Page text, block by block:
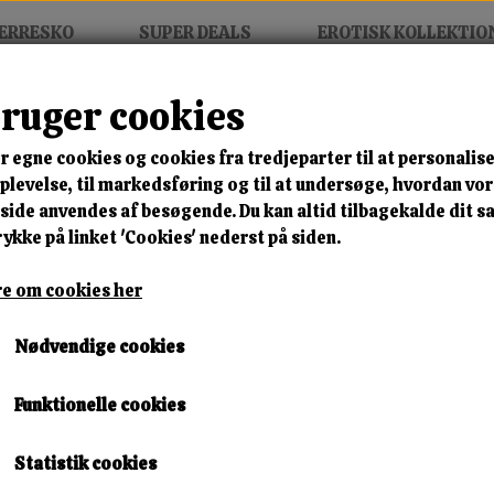
SUPER DEALS EROTISK
Studio 69
MIX FRIT • KØB 3 BETAL
Den Unge Polske Pamela
🎁 SPAR 10 % – KLIK
169,00 kr.
Leveringstid:
Omgående Levering
cookies
egne cookies og cookies fra tredjeparter til at
til markedsføring og til at undersøge, hvordan
anvendes af besøgende. Du kan altid tilbagekalde dit
på linket 'Cookies' nederst på siden.
om cookies her
Nødvendige cookies
Funktionelle cookies
Statistik cookies